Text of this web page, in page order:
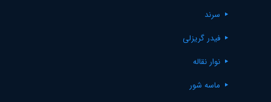
سرند
فیدر گریزلی
نوار نقاله
ماسه شور